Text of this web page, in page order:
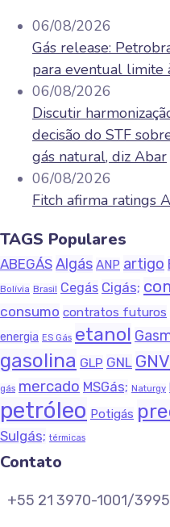
06/08/2026
Gás release:
para eventual limite
06/08/2026
Discutir
decisão do STF
gás natural, diz Abar
06/08/2026
Fitch afirma ratings
TAGS Populares
ABEGÁS Algás ANP artigo
Bolívia Brasil Cegás Cigás;
consumo contratos futuros
energia ES Gás etanol
gasolina GLP GNL GNV
gás mercado MSGás; Naturgy
petróleo Potigás
Sulgás; térmicas
Contato
+55 21 3970-1001/